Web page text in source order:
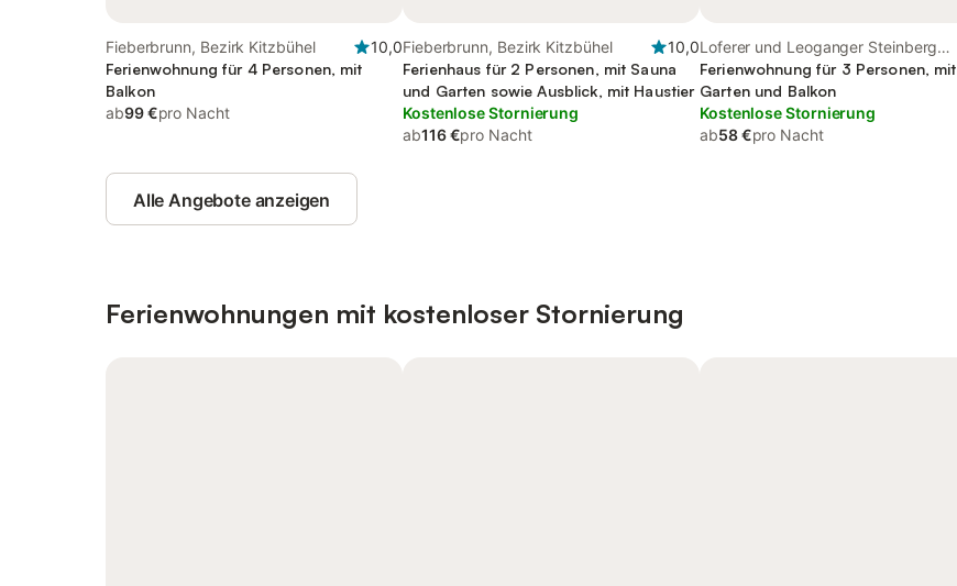
Fieberbrunn, Bezirk Kitzbühel
10,0
Ferienwohnung für 4 Personen, mit
Balkon
ab99 €pro Nacht
Fieberbrunn, Bezirk Kitzbühel
10,0
Ferienhaus für 2 Personen, mit Sauna
und Garten sowie Ausblick, mit Haustier
Kostenlose Stornierung
ab116 €pro Nacht
Loferer und Leoganger Steinberge,
Fieberbrunn
Ferienwohnung für 3 Personen, mit
Garten und Balkon
Kostenlose Stornierung
ab58 €pro Nacht
Alle Angebote anzeigen
Ferienwohnungen mit kostenloser Stornierung